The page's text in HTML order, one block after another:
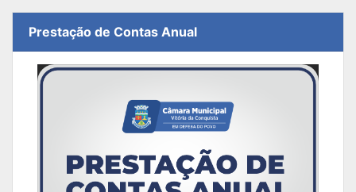
Prestação de Contas Anual